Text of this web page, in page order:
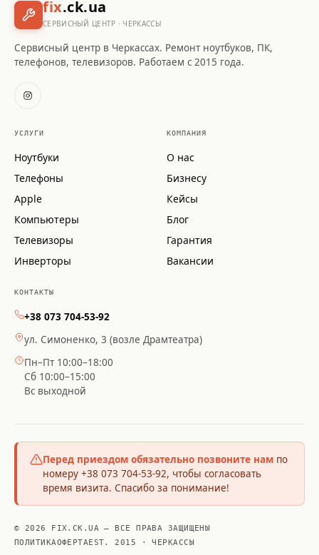
fix.ck.ua
СЕРВИСНЫЙ ЦЕНТР · ЧЕРКАССЫ
Сервисный центр в Черкассах. Ремонт ноутбуков, ПК,
телефонов, телевизоров. Работаем с 2015 года.
УСЛУГИ
Ноутбуки
Телефоны
Apple
Компьютеры
Телевизоры
Инверторы
КОМПАНИЯ
О нас
Бизнесу
Кейсы
Блог
Гарантия
Вакансии
КОНТАКТЫ
+38 073 704-53-92
ул. Симоненко, 3 (возле Драмтеатра)
Пн–Пт 10:00–18:00
Сб 10:00–15:00
Вс выходной
Перед приездом обязательно позвоните нам по
номеру +38 073 704-53-92, чтобы согласовать
время визита. Спасибо за понимание!
© 2026 FIX.CK.UA — ВСЕ ПРАВА ЗАЩИЩЕНЫ
ПОЛИТИКАОФЕРТАEST. 2015 · ЧЕРКАССЫ